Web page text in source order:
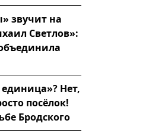
звучит на
Светлов»:
Нет,
посёлок!
Бродского